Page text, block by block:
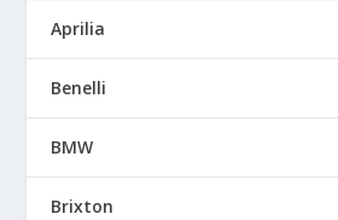
Aprilia
Benelli
BMW
Brixton